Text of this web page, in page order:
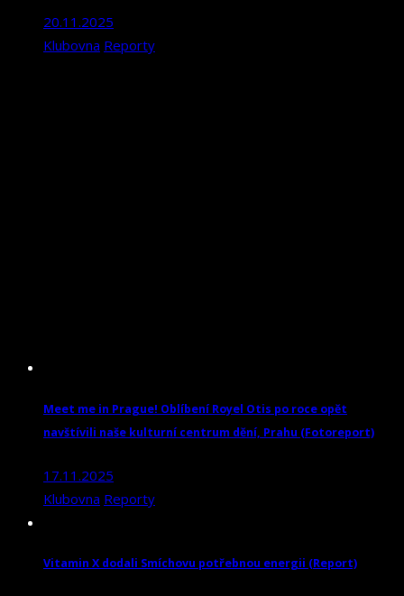
20.11.2025
Klubovna Reporty
Meet me in Prague! Oblíbení Royel Otis po roce opět
navštívili naše kulturní centrum dění, Prahu (Fotoreport)
17.11.2025
Klubovna Reporty
Vitamin X dodali Smíchovu potřebnou energii (Report)